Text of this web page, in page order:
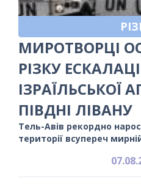
МИРОТВОРЦІ
РІЗКУ
ІЗРАЇЛЬСЬКОЇ
ПІВДНІ ЛІВАНУ
Тель-Авів рекордно
території всупереч